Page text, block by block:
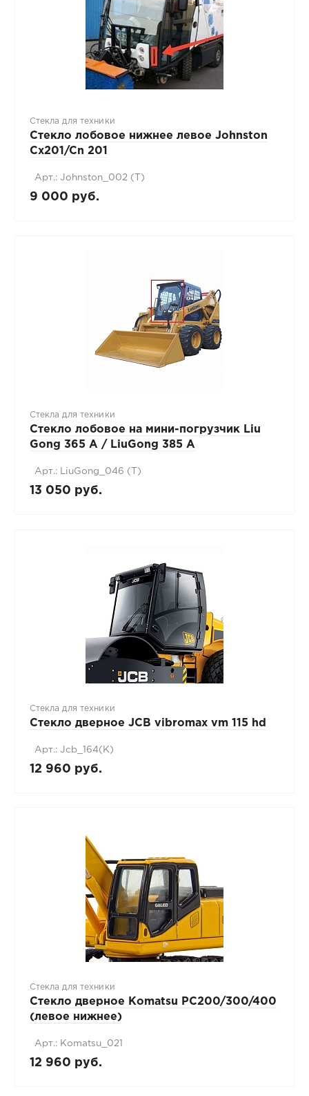
Стекла для техники
Стекло лобовое нижнее левое Johnston
Cx201/Cn 201
Арт.: Johnston_002 (Т)
9 000 руб.
Стекла для техники
Стекло лобовое на мини-погрузчик Liu
Gong 365 А / LiuGong 385 А
Арт.: LiuGong_046 (Т)
13 050 руб.
Стекла для техники
Стекло дверное JCB vibromax vm 115 hd
Арт.: Jcb_164(К)
12 960 руб.
Стекла для техники
Стекло дверное Komatsu PC200/300/400
(левое нижнее)
Арт.: Komatsu_021
12 960 руб.